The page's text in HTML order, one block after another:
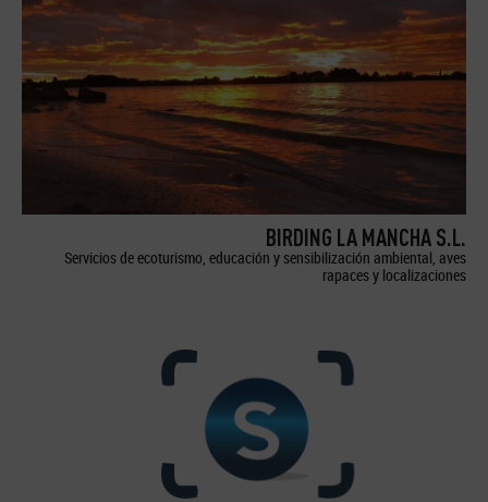
BIRDING LA MANCHA S.L.
Servicios de ecoturismo, educación y sensibilización ambiental, aves
rapaces y localizaciones